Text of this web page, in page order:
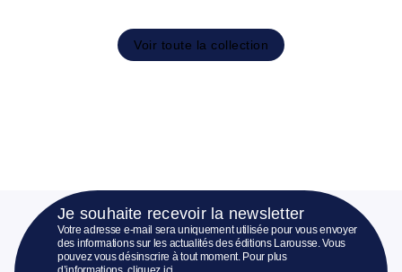
Voir toute la collection
Je souhaite recevoir la newsletter
Votre adresse e-mail sera uniquement utilisée pour vous envoyer
des informations sur les actualités des éditions Larousse. Vous
pouvez vous désinscrire à tout moment. Pour plus